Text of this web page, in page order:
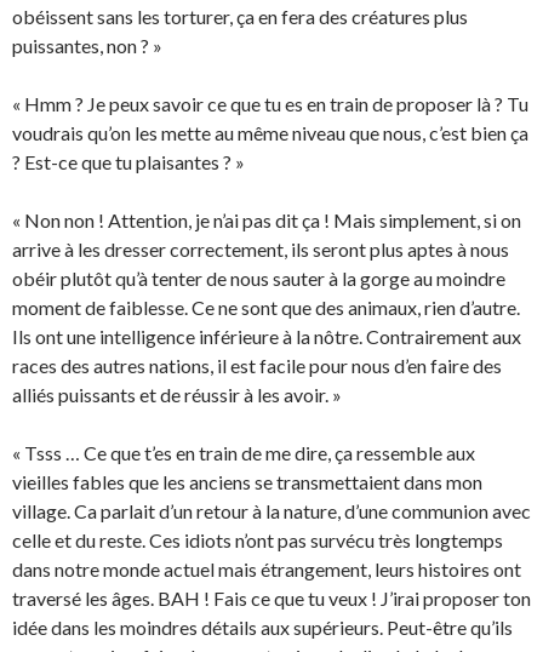
obéissent sans les torturer, ça en fera des créatures plus
puissantes, non ? »
« Hmm ? Je peux savoir ce que tu es en train de proposer là ? Tu
voudrais qu’on les mette au même niveau que nous, c’est bien ça
? Est-ce que tu plaisantes ? »
« Non non ! Attention, je n’ai pas dit ça ! Mais simplement, si on
arrive à les dresser correctement, ils seront plus aptes à nous
obéir plutôt qu’à tenter de nous sauter à la gorge au moindre
moment de faiblesse. Ce ne sont que des animaux, rien d’autre.
Ils ont une intelligence inférieure à la nôtre. Contrairement aux
races des autres nations, il est facile pour nous d’en faire des
alliés puissants et de réussir à les avoir. »
« Tsss … Ce que t’es en train de me dire, ça ressemble aux
vieilles fables que les anciens se transmettaient dans mon
village. Ca parlait d’un retour à la nature, d’une communion avec
celle et du reste. Ces idiots n’ont pas survécu très longtemps
dans notre monde actuel mais étrangement, leurs histoires ont
traversé les âges. BAH ! Fais ce que tu veux ! J’irai proposer ton
idée dans les moindres détails aux supérieurs. Peut-être qu’ils